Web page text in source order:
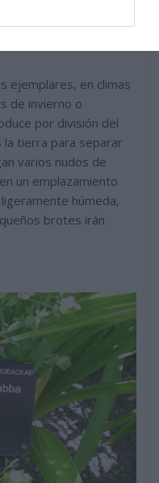
ejemplares, en climas
de invierno o
por división del
la tierra para separar
varios nudos de
un emplazamiento
húmeda,
brotes irán